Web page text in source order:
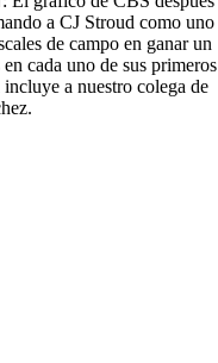
a CJ Stroud como uno
de campo en ganar un
cada uno de sus primeros
a nuestro colega de